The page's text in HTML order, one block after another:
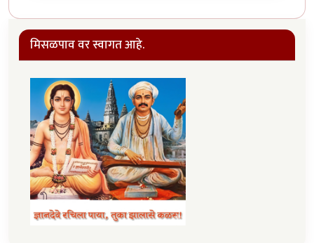
मिसळपाव वर स्वागत आहे.